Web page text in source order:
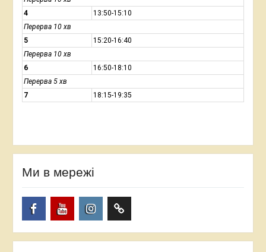
4
13:50-15:10
Перерва 10 хв
5
15:20-16:40
Перерва 10 хв
6
16:50-18:10
Перерва 5 хв
7
18:15-19:35
Ми в мережі